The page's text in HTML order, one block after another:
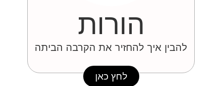
הורות
להבין איך להחזיר את הקרבה הביתה
לחץ כאן